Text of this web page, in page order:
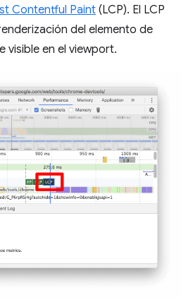
Contentful Paint (LCP). El LCP
del elemento de
visible en el viewport.